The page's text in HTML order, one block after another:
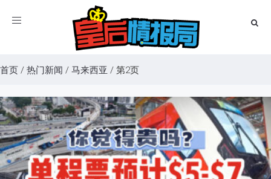
Toggle
首页 / 热门新闻 / 马来西亚 / 第2页